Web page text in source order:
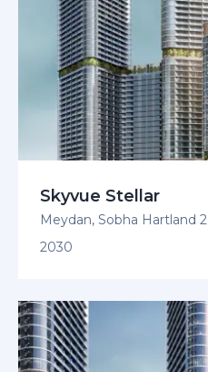
Skyvue Stellar
Meydan, Sobha Hartland 2
2030